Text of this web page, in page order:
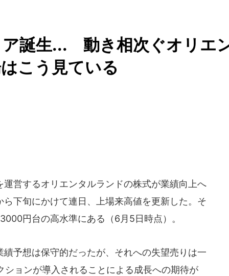
誕生... 動き相次ぐオリエ
こう見ている
営するオリエンタルランドの株式が業績向上へ
下旬にかけて連日、上場来高値を更新した。そ
円台の高水準にある（6月5日時点）。
予想は保守的だったが、それへの失望売りは一
ョンが導入されることによる成長への期待が